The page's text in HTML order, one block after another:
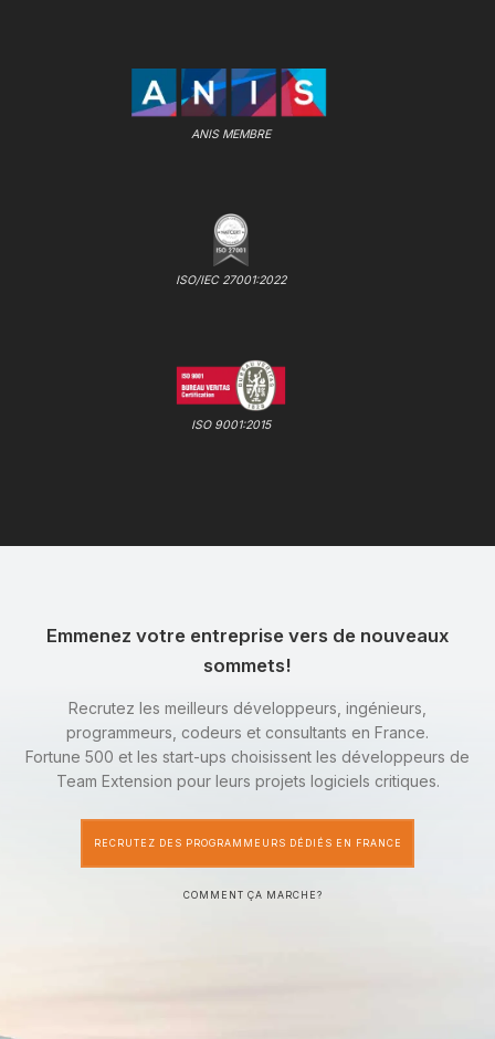
ANIS MEMBRE
ISO/IEC 27001:2022
ISO 9001:2015
Emmenez votre entreprise vers de nouveaux
sommets!
Recrutez les meilleurs développeurs, ingénieurs,
programmeurs, codeurs et consultants en France.
Fortune 500 et les start-ups choisissent les développeurs de
Team Extension pour leurs projets logiciels critiques.
RECRUTEZ DES PROGRAMMEURS DÉDIÉS EN FRANCE
COMMENT ÇA MARCHE?